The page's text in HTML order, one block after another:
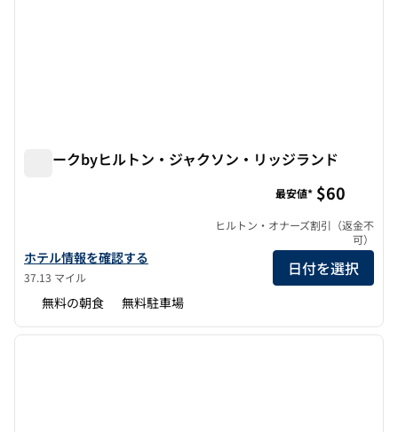
スパークbyヒルトン・ジャクソン・リッジランド
スパークbyヒルトン・ジャクソン・リッジランドのホテルの詳細
ホテル情報を確認する
37.13 マイル
最安値* $60
ヒルトン・オナーズ割引（返金不
可）
日付を選択
無料の朝食 無料駐車場
1/12
1/12
前の画像 次の